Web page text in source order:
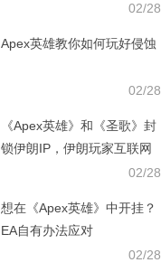
02/28
Apex英雄教你如何玩好侵蚀
02/28
《Apex英雄》和《圣歌》封
锁伊朗IP，伊朗玩家互联网
02/28
想在《Apex英雄》中开挂？
EA自有办法应对
02/28